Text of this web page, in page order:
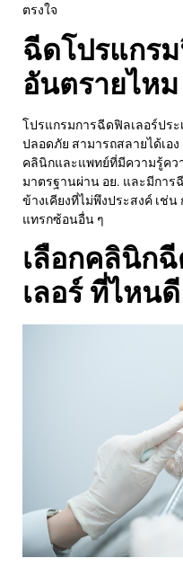
ตรงใจ
ฉีดโปรแกร
อันตรายไหม
โปรแกรมการฉีดฟิลเลอร์ประ
ปลอดภัย สามารถสลายได้เอ
คลินิกและแพทย์ที่มีความรู้คว
มาตรฐานผ่าน อย. และมีการ
ข้างเคียงที่ไม่พึงประสงค์ เช่น
แทรกซ้อนอื่น ๆ
เลือกคลินิก
เลอร์ ที่ไหนดี